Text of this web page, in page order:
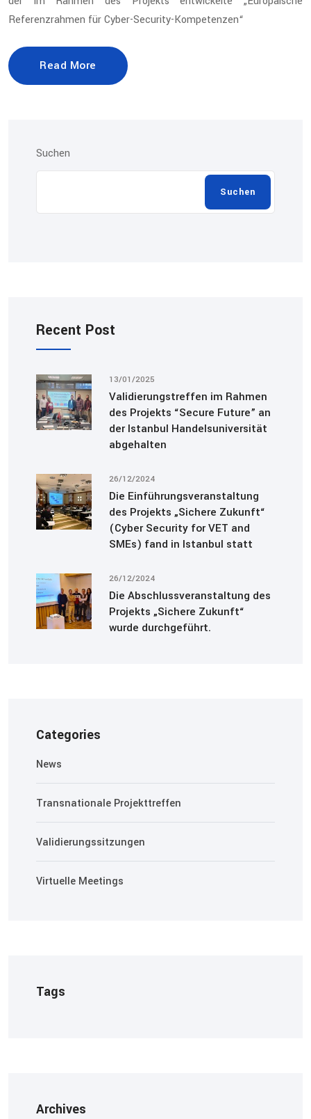
Referenzrahmen für Cyber-Security-Kompetenzen“
Read More
Suchen
Suchen
Recent Post
13/01/2025
Validierungstreffen im Rahmen
des Projekts “Secure Future” an
der Istanbul Handelsuniversität
abgehalten
26/12/2024
Die Einführungsveranstaltung
des Projekts „Sichere Zukunft“
(Cyber Security for VET and
SMEs) fand in Istanbul statt
26/12/2024
Die Abschlussveranstaltung des
Projekts „Sichere Zukunft“
wurde durchgeführt.
Categories
News
Transnationale Projekttreffen
Validierungssitzungen
Virtuelle Meetings
Tags
Archives